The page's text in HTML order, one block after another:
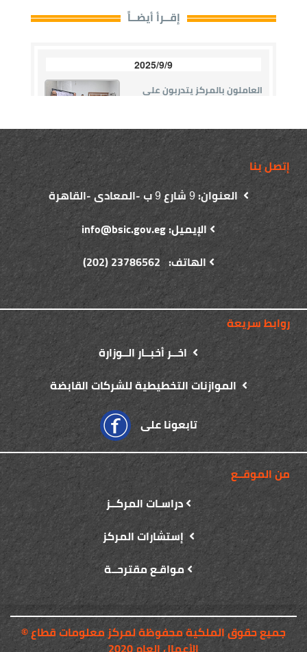
إتصل بنا
العنوان:9شارع9ب -المعادى -القاهرة
الإيميل: info@bsic.gov.eg
الهاتف: 23786562 (202)
روابط سريعة
اخــر أخبــار الــوزارة
الموازنات التخطيطية للشركات القابضة
تابعونا على
من الموقــع
دراسـات المركــز
إستشارات المركز
مواقـع مقترحــة
© جميع حقوق الملكية محفوظة لمركز معلومات قطاع